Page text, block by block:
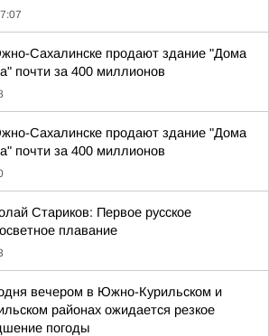
Сахалинске продают здание "Дома
почти за 400 миллионов
Сахалинске продают здание "Дома
почти за 400 миллионов
Стариков: Первое русское
плавание
вечером в Южно-Курильском и
районах ожидается резкое
погоды